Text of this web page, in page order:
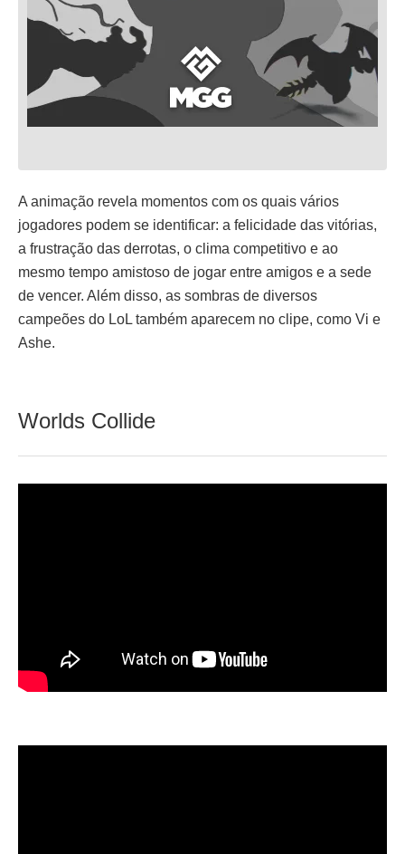
A animação revela momentos com os quais vários
jogadores podem se identificar: a felicidade das vitórias,
a frustração das derrotas, o clima competitivo e ao
mesmo tempo amistoso de jogar entre amigos e a sede
de vencer. Além disso, as sombras de diversos
campeões do LoL também aparecem no clipe, como Vi e
Ashe.
Worlds Collide